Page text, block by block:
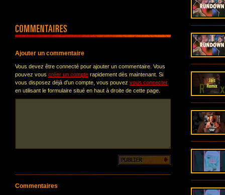
Ajouter un commentaire
Vous devez être connecté pour ajouter un commentaire. Vous
pouvez vous créer un compte rapidement dès maintenant. Si
vous disposez déjà d'un compte, vous pouvez vous connecter
en utilisant le formulaire situé en haut à droite de cette page.
Commentaires